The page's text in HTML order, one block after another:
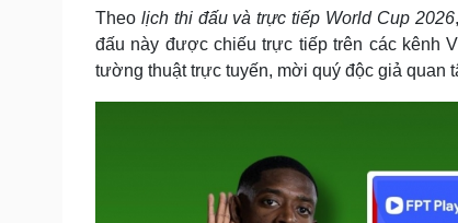
Tin nóng
Tư vấn luật
Việt Nam
Phân tích
Tình yêu - Gia đình
Theo lịch thi đấu và trực tiếp World Cup 2026
đấu này được chiếu trực tiếp trên các kênh
tường thuật trực tuyến, mời quý độc giả quan